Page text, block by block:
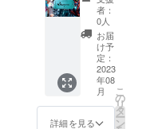
載ください。
①20文字以内で
「Mighty Fiz」
へのメッセージ
（手書きでの
メッセージでの
送信もいただけ
ます。お手数お
アート
ガチャ
チケッ
トで
す！ ガ
チャは1
回ガ
チャ、5
回ガ
チャ、
ルアー
ト (全
19+シー
クレッ
ト1種)
ガチャ
チケッ
ト 5回
分ガ
チャチ
者：
0人
お届
け予
定：
2023
年08
月
詳細を見る
こ
の
リ
タ
ー
ン